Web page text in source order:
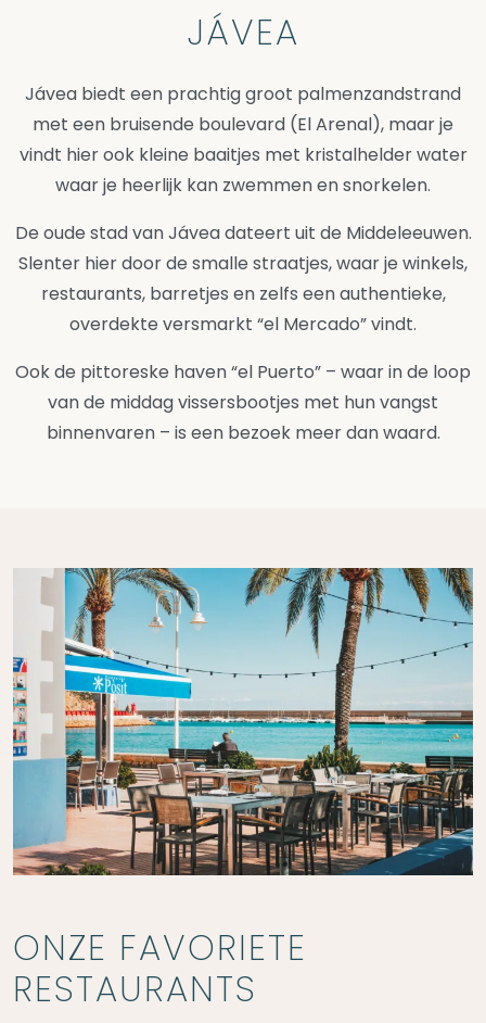
JÁVEA
Jávea biedt een prachtig groot palmenzandstrand
met een bruisende boulevard (El Arenal), maar je
vindt hier ook kleine baaitjes met kristalhelder water
waar je heerlijk kan zwemmen en snorkelen.
De oude stad van Jávea dateert uit de Middeleeuwen.
Slenter hier door de smalle straatjes, waar je winkels,
restaurants, barretjes en zelfs een authentieke,
overdekte versmarkt “el Mercado” vindt.
Ook de pittoreske haven “el Puerto” – waar in de loop
van de middag vissersbootjes met hun vangst
binnenvaren – is een bezoek meer dan waard.
ONZE FAVORIETE
RESTAURANTS